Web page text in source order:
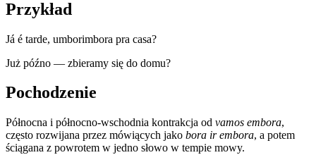
Przykład
Já é tarde, umborimbora pra casa?
Już późno — zbieramy się do domu?
Pochodzenie
Północna i północno-wschodnia kontrakcja od vamos embora,
często rozwijana przez mówiących jako bora ir embora, a potem
ściągana z powrotem w jedno słowo w tempie mowy.